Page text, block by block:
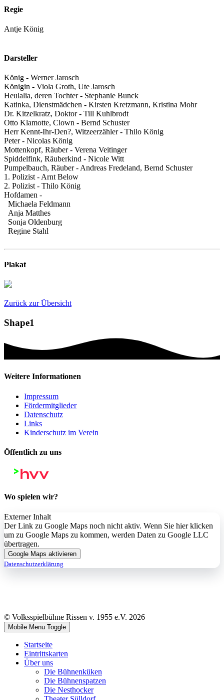
Regie
Antje König
Darsteller
König - Werner Jarosch
Königin - Viola Groth, Ute Jarosch
Heulalia, deren Tochter - Stephanie Bunck
Katinka, Dienstmädchen - Kirsten Kretzmann, Kristina Mohr
Dr. Kitzelkratz, Doktor - Till Kuhlbrodt
Otto Klamotte, Clown - Bernd Schuster
Herr Kennt-Ihr-Den?, Witzeerzähler - Thilo König
Peter - Nicolas König
Mottenkopf, Räuber - Verena Veitinger
Spiddelfink, Räuberkind - Nicole Witt
Pumpelbauch, Räuber - Andreas Fredeland, Bernd Schuster
1. Polizist - Arnt Below
2. Polizist - Thilo König
Hofdamen -
Michaela Feldmann
Anja Matthes
Sonja Oldenburg
Regine Stahl
Plakat
Zurück zur Übersicht
Shape1
Weitere Informationen
Impressum
Fördermitglieder
Datenschutz
Links
Kinderschutz im Verein
Öffentlich zu uns
Wo spielen wir?
Externer Inhalt
Der Link zu Google Maps noch nicht aktiv. Wenn Sie hier klicken
um zu Google Maps zu kommen, werden Daten zu Google LLC
übertragen.
Google Maps aktivieren
Datenschutzerklärung
© Volksspielbühne Rissen v. 1955 e.V. 2026
Mobile Menu Toggle
Startseite
Eintrittskarten
Über uns
Die Bühnenküken
Die Bühnenspatzen
Die Nesthocker